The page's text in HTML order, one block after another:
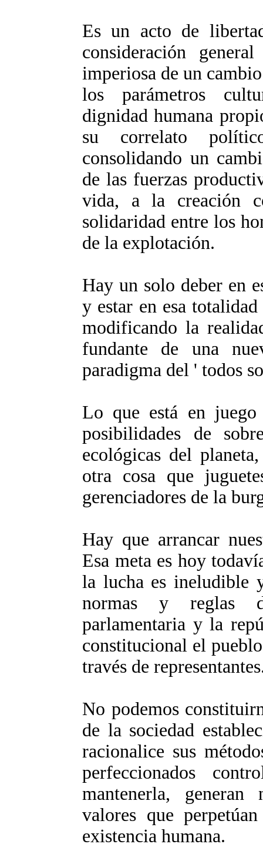
Es un acto de
consideración
imperiosa de un
los parámetros
dignidad humana
su correlato
consolidando un
de las fuerzas
vida, a la creación
solidaridad entre los
de la explotación.
Hay un solo deber en
y estar en esa
modificando la
fundante de una
paradigma del ' todos
Lo que está en
posibilidades de
ecológicas del
otra cosa que
gerenciadores de la
Hay que arrancar
Esa meta es hoy
la lucha es ineludible
normas y reglas
parlamentaria y la
constitucional el
través de
No podemos
de la sociedad
racionalice sus
perfeccionados
mantenerla, generan
valores que
existencia humana.